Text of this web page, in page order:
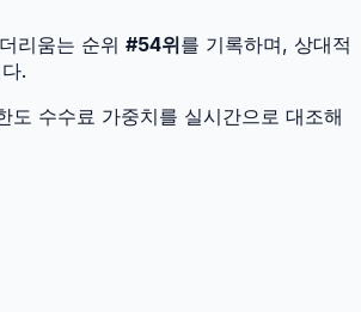
리움는 순위 #54위를 기록하며, 상대적
.
수수료 가중치를 실시간으로 대조해